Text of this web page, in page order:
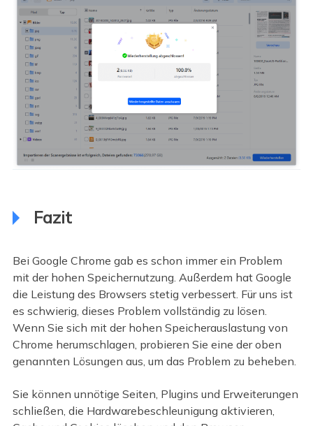
Fazit
Bei Google Chrome gab es schon immer ein Problem
mit der hohen Speichernutzung. Außerdem hat Google
die Leistung des Browsers stetig verbessert. Für uns ist
es schwierig, dieses Problem vollständig zu lösen.
Wenn Sie sich mit der hohen Speicherauslastung von
Chrome herumschlagen, probieren Sie eine der oben
genannten Lösungen aus, um das Problem zu beheben.
Sie können unnötige Seiten, Plugins und Erweiterungen
schließen, die Hardwarebeschleunigung aktivieren,